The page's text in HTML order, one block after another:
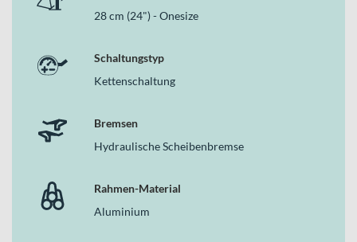
28 cm (24") - Onesize
Schaltungstyp
Kettenschaltung
Bremsen
Hydraulische Scheibenbremse
Rahmen-Material
Aluminium